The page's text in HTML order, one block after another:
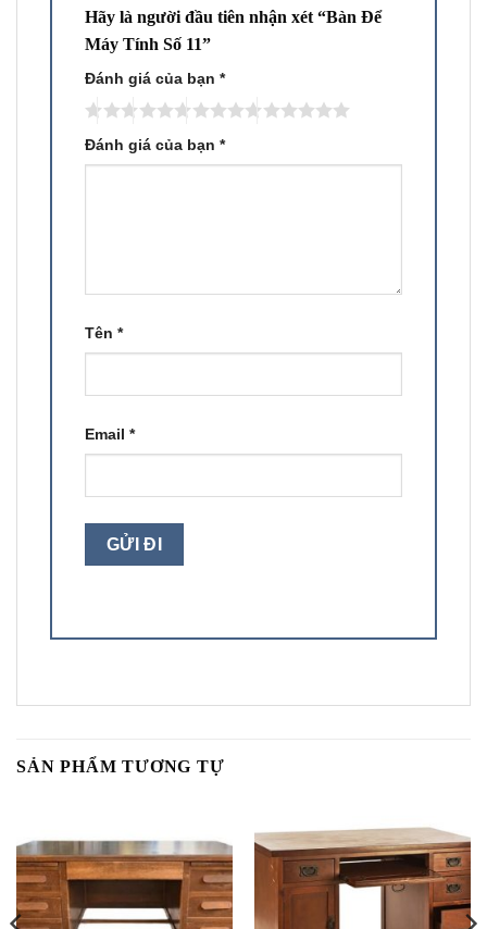
Hãy là người đầu tiên nhận xét “Bàn Để
Máy Tính Số 11”
Đánh giá của bạn *
Đánh giá của bạn *
Tên *
Email *
SẢN PHẨM TƯƠNG TỰ